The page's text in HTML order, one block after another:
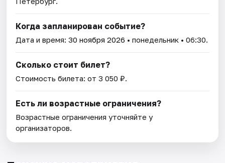
Когда запланирован событие?
Дата и время:30 ноября 2026 • понедельник • 06:30.
Сколько стоит билет?
Стоимость билета: от 3 050 ₽.
Есть ли возрастные ограничения?
Возрастные ограничения уточняйте у
организаторов.